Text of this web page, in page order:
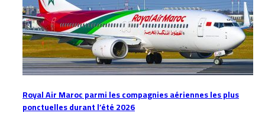
Royal Air Maroc parmi les compagnies aériennes les plus
ponctuelles durant l’été 2026